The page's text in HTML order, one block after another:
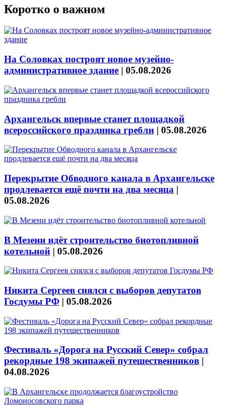
Коротко о важном
На Соловках построят новое музейно-
административное здание | 05.08.2026
Архангельск впервые станет площадкой
всероссийского праздника гребли | 05.08.2026
Перекрытие Обводного канала в Архангельске
продлевается ещё почти на два месяца |
05.08.2026
В Мезени идёт строительство биотопливной
котельной | 05.08.2026
Никита Сергеев снялся с выборов депутатов
Госдумы РФ | 05.08.2026
Фестиваль «Дорога на Русский Север» собрал
рекордные 198 экипажей путешественников |
04.08.2026